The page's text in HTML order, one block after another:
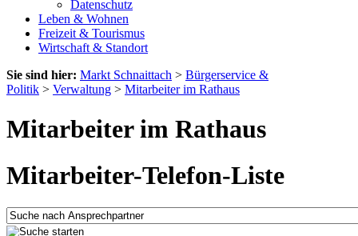
Datenschutz
Leben & Wohnen
Freizeit & Tourismus
Wirtschaft & Standort
Sie sind hier: Markt Schnaittach > Bürgerservice &
Politik > Verwaltung > Mitarbeiter im Rathaus
Mitarbeiter im Rathaus
Mitarbeiter-Telefon-Liste